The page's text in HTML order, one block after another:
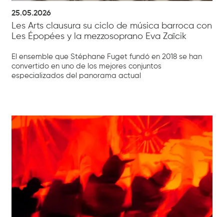
25.05.2026
Les Arts clausura su ciclo de música barroca con
Les Épopées y la mezzosoprano Eva Zaïcik
El ensemble que Stéphane Fuget fundó en 2018 se han
convertido en uno de los mejores conjuntos
especializados del panorama actual